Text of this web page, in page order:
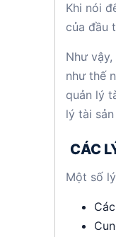
Khi nói
của đầu
Như
như thế
quản lý
lý tài
CÁC
Một số